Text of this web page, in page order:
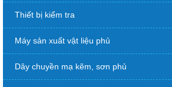
Thiết bị kiểm tra
Máy sản xuất vật liệu phủ
Dây chuyền mạ kẽm, sơn phủ